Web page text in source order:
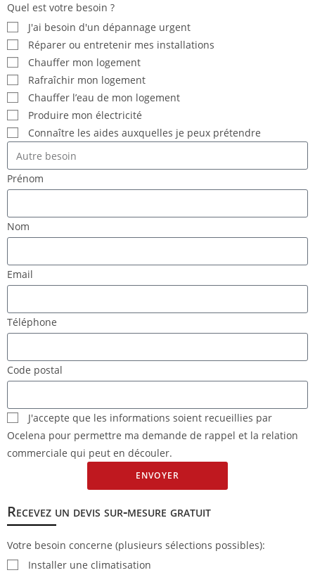
Quel est votre besoin ?
J'ai besoin d'un dépannage urgent
Réparer ou entretenir mes installations
Chauffer mon logement
Rafraîchir mon logement
Chauffer l’eau de mon logement
Produire mon électricité
Connaître les aides auxquelles je peux prétendre
Prénom
Nom
Email
Téléphone
Code postal
J'accepte que les informations soient recueillies par
Ocelena pour permettre ma demande de rappel et la relation
commerciale qui peut en découler.
ENVOYER
Recevez un devis sur-mesure gratuit
Votre besoin concerne (plusieurs sélections possibles):
Installer une climatisation